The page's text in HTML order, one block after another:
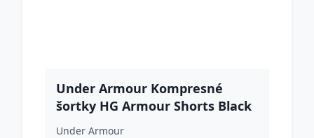
Under Armour Kompresné
šortky HG Armour Shorts Black
SS
Under Armour